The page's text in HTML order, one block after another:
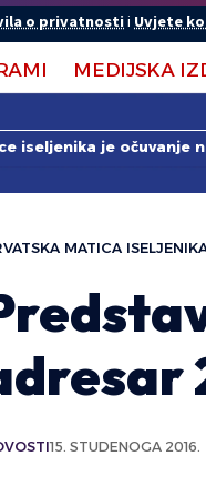
o privatnostii Uvjete
MEDIJSKA
iseljenika je
MATICA
15. STUDENOGA 2016.